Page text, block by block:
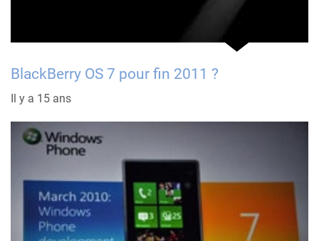
BlackBerry OS 7 pour fin 2011 ?
Il y a 15 ans